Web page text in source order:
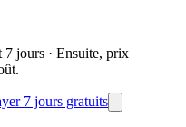
7 jours · Ensuite, prix
7 jours gratuits